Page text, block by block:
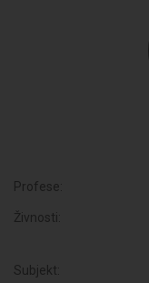
Profese:
Živnosti:
Subjekt: